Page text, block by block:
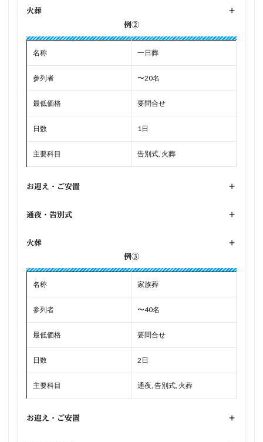
火葬
+
例②
名称 一日葬
参列者 〜20名
最低価格 要問合せ
日数 1日
主要科目 告別式, 火葬
お迎え・ご安置 +
通夜・告別式 +
火葬
+
例③
名称 家族葬
参列者 〜40名
最低価格 要問合せ
日数 2日
主要科目 通夜, 告別式, 火葬
お迎え・ご安置 +